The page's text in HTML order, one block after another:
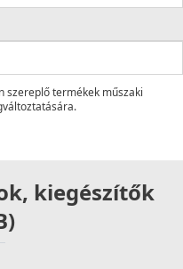
szereplő termékek műszaki
kiegészítők